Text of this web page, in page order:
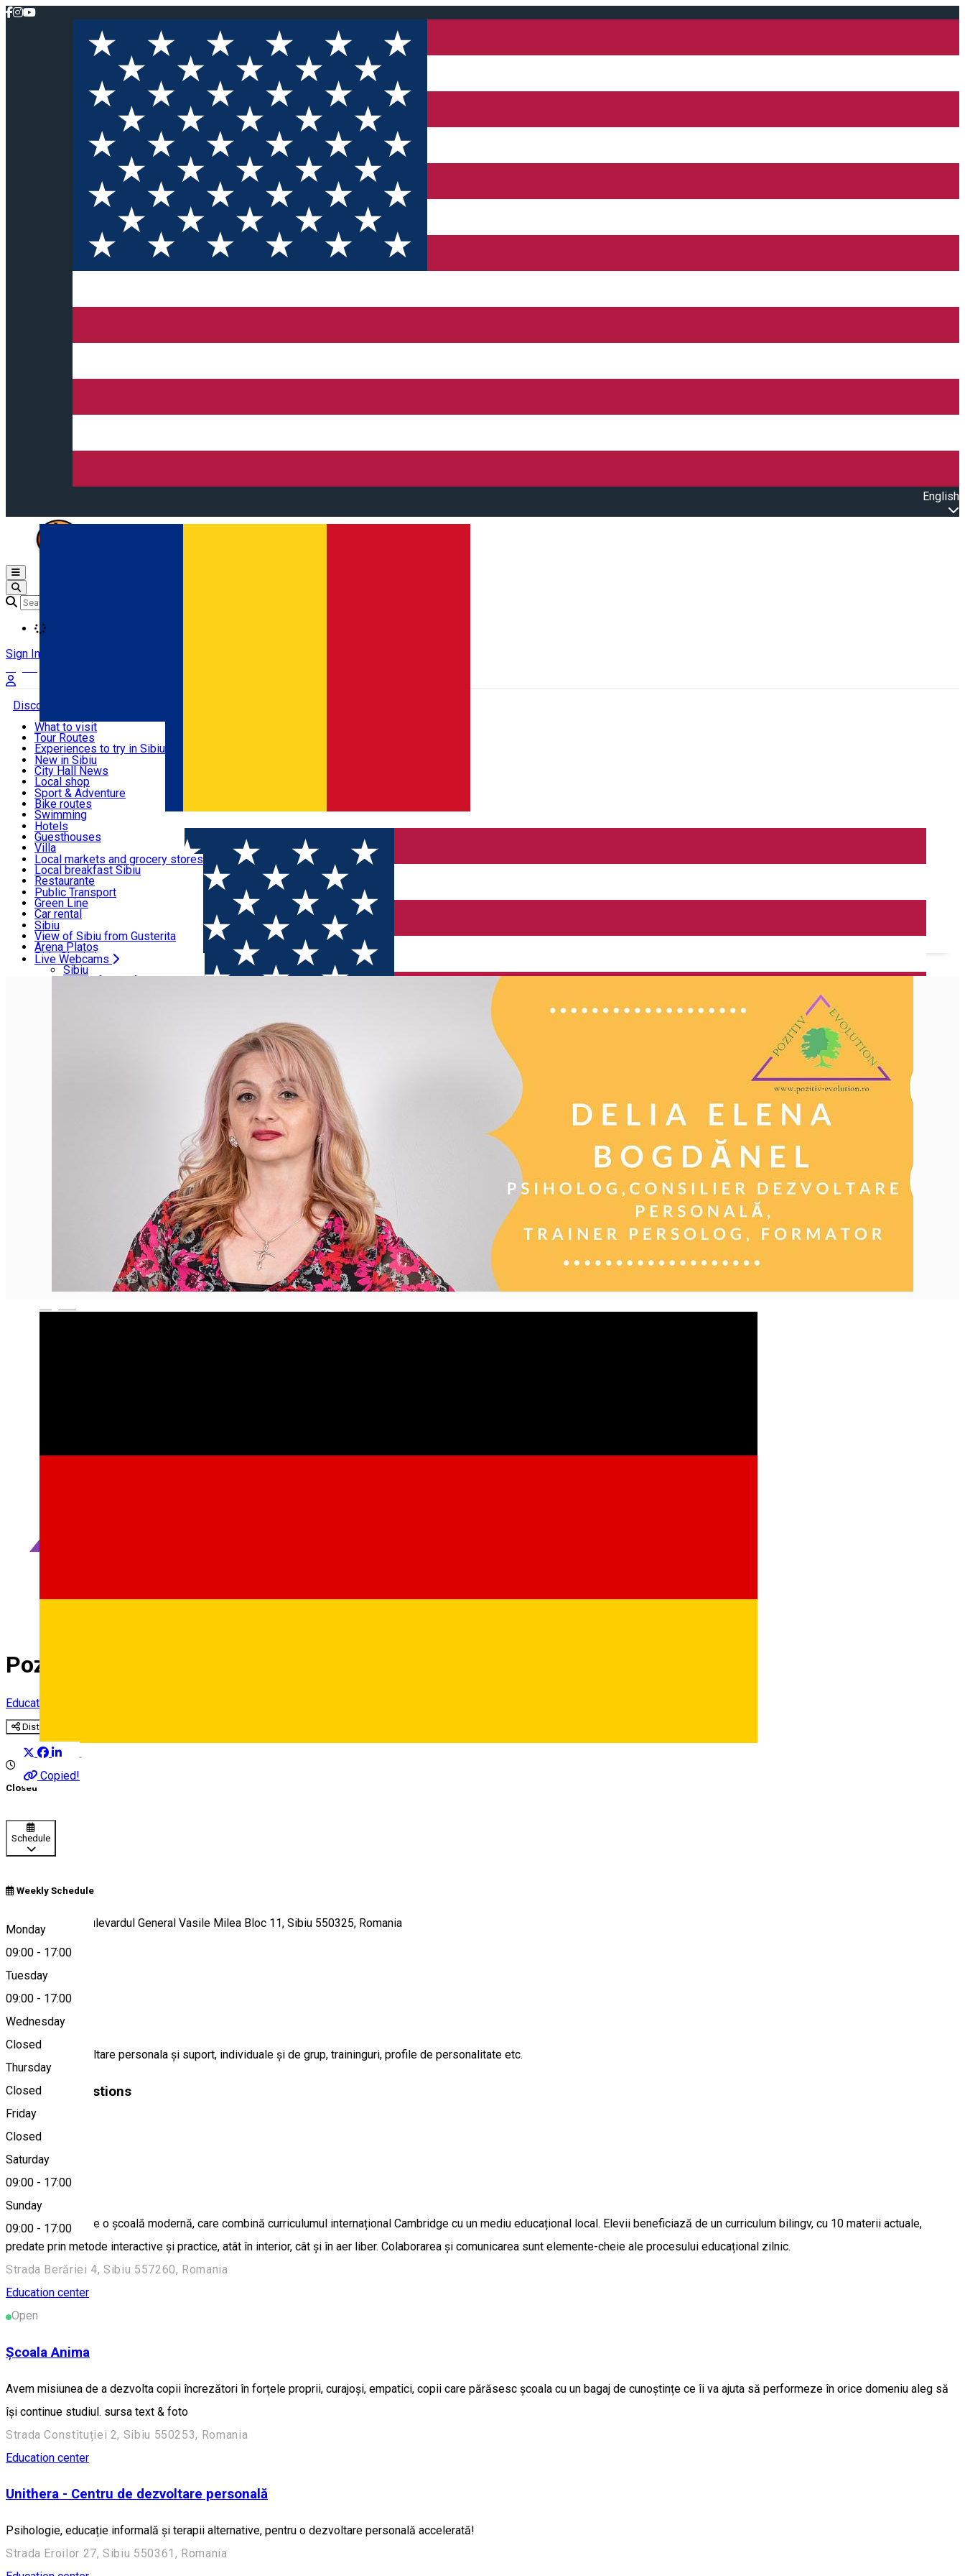
English
Română
Deutsch
Open main menu
Sign In
Discover
Useful info
Activities & Adventure
Accommodation
Food, Drinks & Nightlife
Transport & Parking
Live Webcams
What to visit
Tour Routes
Experiences to try in Sibiu
Podcast
Culture
Museums
Churches
Parks, Zoo
County of Sibiu
New in Sibiu
City Hall News
Local shop
Sibiu artisans
Sibiul Verde
Public services
Education
How do I get to Sibiu
Tourist Info
Tour Guides
Guided tours
Publicații locale
Beauty salons
Sport & Adventure
Bike routes
Swimming
Riding
Indoor activities
Loc de joacă indoor
Loc de joacă outdoor
Ski
Ice skating
Yoga
Hotels
Guesthouses
Villa
Hostels
Motel
Camping
Renting rooms
Rooms for rent
Accommodation outside Sibiu
Local markets and grocery stores
Local breakfast Sibiu
Restaurante
Pizza
Fast Food
Coffee
Sweets
Pub, Bar
Night clubs
Bakeries
Public Transport
Green Line
Car rental
Rent a bike
Scooter rentals
Taxi
Ride Sharing
Parking tickets
Parking places
Sibiu
View of Sibiu from Gusterita
Arena Platoș
Live Webcams
Sibiu
View of Sibiu from Gusterita
Home Education center Pozitiv Evolution - Centru de dezvoltare personală și suport
Pozitiv Evolution - Centru de dezvoltare personală și suport
Education center
Distribuie
Copied!
Closed
Schedule
Weekly Schedule
Monday
09:00 - 17:00
Tuesday
09:00 - 17:00
Wednesday
Closed
Thursday
Closed
Friday
Closed
Saturday
09:00 - 17:00
Sunday
09:00 - 17:00
apartament 18, Bulevardul General Vasile Milea Bloc 11, Sibiu 550325, Romania
Map
About
Servicii de dezvoltare personala și suport, individuale și de grup, traininguri, profile de personalitate etc.
Similar Suggestions
FRAM School
FRAM School este o școală modernă, care combină curriculumul internațional Cambridge cu un mediu educațional local. Elevii beneficiază de un curriculum bilingv, cu 10 materii actuale,
predate prin metode interactive și practice, atât în interior, cât și în aer liber. Colaborarea și comunicarea sunt elemente-cheie ale procesului educațional zilnic.
Strada Berăriei 4, Sibiu 557260, Romania
Education center
Open
Școala Anima
Avem misiunea de a dezvolta copii încrezători în forțele proprii, curajoși, empatici, copii care părăsesc școala cu un bagaj de cunoștințe ce îi va ajuta să performeze în orice domeniu aleg să
își continue studiul. sursa text & foto
Strada Constituției 2, Sibiu 550253, Romania
Education center
Unithera - Centru de dezvoltare personală
Psihologie, educație informală și terapii alternative, pentru o dezvoltare personală accelerată!
Strada Eroilor 27, Sibiu 550361, Romania